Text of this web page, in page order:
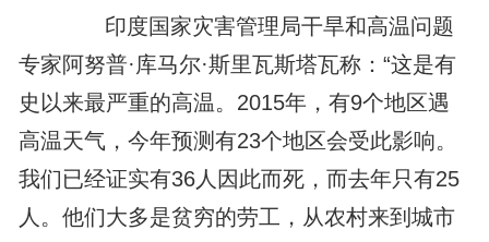
印度国家灾害管理局干旱和高温问题
专家阿努普·库马尔·斯里瓦斯塔瓦称：“这是有
史以来最严重的高温。2015年，有9个地区遇
高温天气，今年预测有23个地区会受此影响。
我们已经证实有36人因此而死，而去年只有25
人。他们大多是贫穷的劳工，从农村来到城市